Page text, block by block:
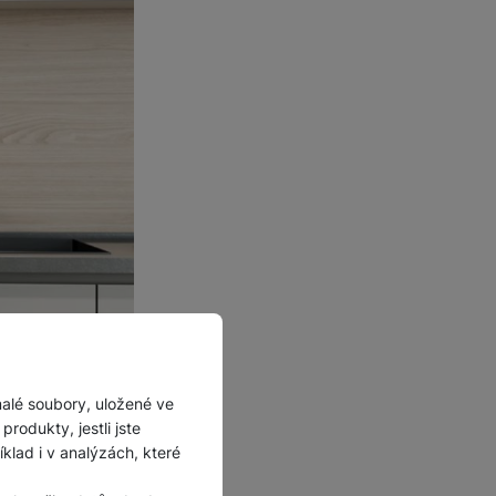
soubory, uložené ve
jestli jste
i v analýzách, které